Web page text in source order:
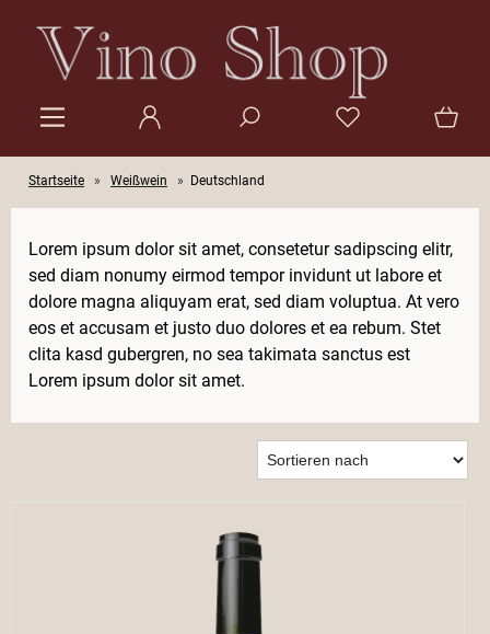
Startseite » Weißwein » Deutschland
Lorem ipsum dolor sit amet, consetetur sadipscing elitr,
sed diam nonumy eirmod tempor invidunt ut labore et
dolore magna aliquyam erat, sed diam voluptua. At vero
eos et accusam et justo duo dolores et ea rebum. Stet
clita kasd gubergren, no sea takimata sanctus est
Lorem ipsum dolor sit amet.